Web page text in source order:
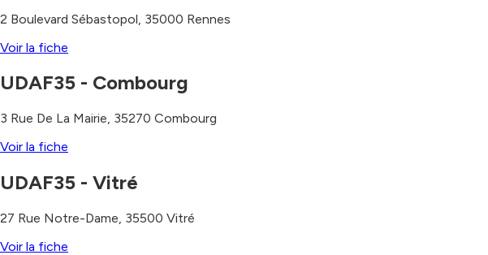
2 Boulevard Sébastopol 35000 Rennes
Voir la fiche
UDAF35 - Combourg
3 Rue De La Mairie, 35270 Combourg
Voir la fiche
UDAF35 - Vitré
27 Rue Notre-Dame, 35500 Vitré
Voir la fiche